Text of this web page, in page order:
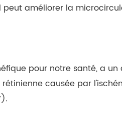
peut améliorer la
pour notre santé, a
causée par